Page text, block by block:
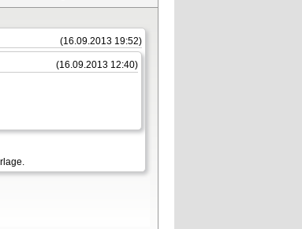
(16.09.2013 19:52)
(16.09.2013 12:40)